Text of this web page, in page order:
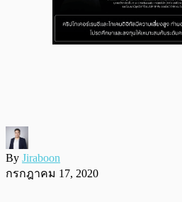
By Jiraboon
กรกฎาคม 17, 2020